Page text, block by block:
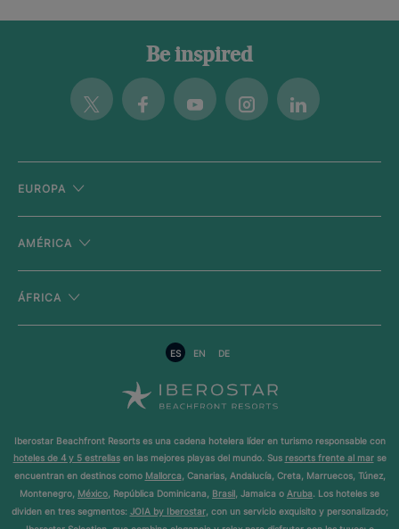
Be inspired
Twitter FacebookYoutubeInstagramLinkedin
EUROPA
AMÉRICA
ÁFRICA
ES EN DE
Iberostar Beachfront Resorts es una cadena hotelera líder en turismo responsable con
hoteles de 4 y 5 estrellasen las mejores playas del mundo. Sus resorts frente al marse
encuentran en destinos como Mallorca, Canarias, Andalucía, Creta, Marruecos, Túnez,
Montenegro, México, República Dominicana, Brasil, Jamaica o Aruba. Los hoteles se
dividen en tres segmentos: JOIA by Iberostar, con un servicio exquisito y personalizado;